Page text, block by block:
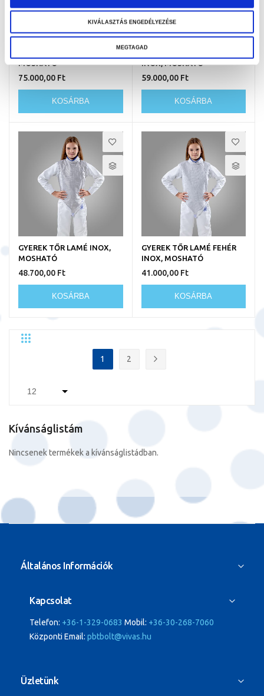
KIVÁLASZTÁS ENGEDÉLYEZÉSE
MEGTAGAD
MOSHATÓ
75.000,00 Ft
KOSÁRBA
INOX, MOSHATÓ
59.000,00 Ft
KOSÁRBA
GYEREK TŐR LAMÉ INOX,
MOSHATÓ
48.700,00 Ft
KOSÁRBA
GYEREK TŐR LAMÉ FEHÉR
INOX, MOSHATÓ
41.000,00 Ft
KOSÁRBA
Rács
Oldal
You're currently reading page
1
2
Kívánságlistám
Nincsenek termékek a kívánságlistádban.
Általános Információk
Kapcsolat
Telefon: +36-1-329-0683 Mobil: +36-30-268-7060
Központi Email: pbtbolt@vivas.hu
Üzletünk